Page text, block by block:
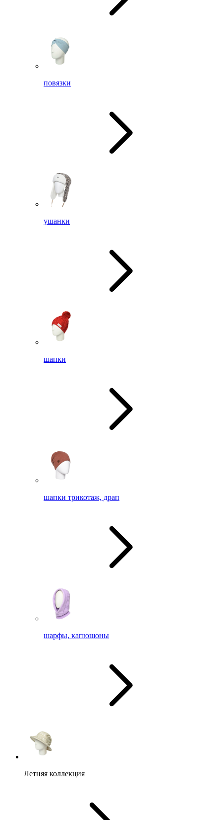
повязки
ушанки
шапки
шапки трикотаж, драп
шарфы, капюшоны
Летняя коллекция